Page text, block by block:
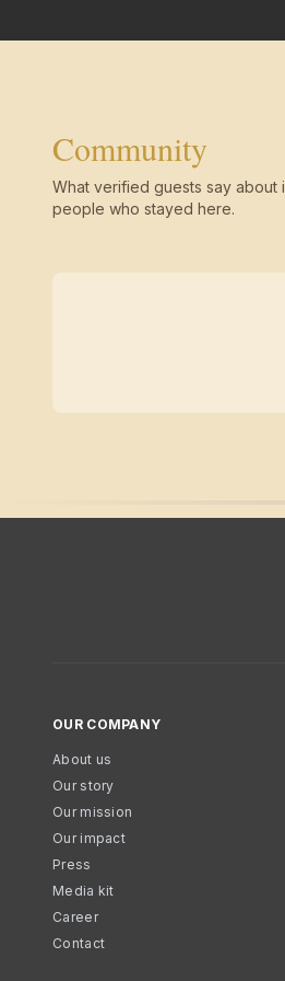
Community
What verified guests say
people who stayed here.
OUR COMPANY
About us
Our story
Our mission
Our impact
Press
Media kit
Career
Contact